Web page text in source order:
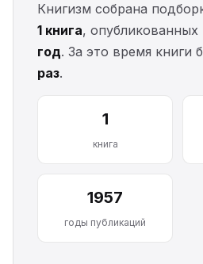
Книгизм собрана
1 книга, опубликованных
год. За это время книги
раз.
1
книга
1957
годы публикаций